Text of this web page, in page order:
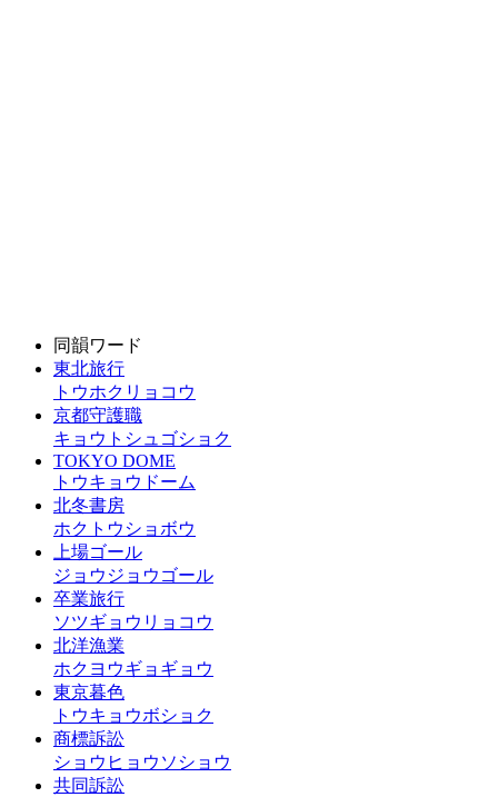
同韻ワード
東北旅行
トウホクリョコウ
京都守護職
キョウトシュゴショク
TOKYO DOME
トウキョウドーム
北冬書房
ホクトウショボウ
上場ゴール
ジョウジョウゴール
卒業旅行
ソツギョウリョコウ
北洋漁業
ホクヨウギョギョウ
東京暮色
トウキョウボショク
商標訴訟
ショウヒョウソショウ
共同訴訟